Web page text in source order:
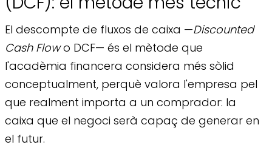
El descompte de fluxos de caixa —Discounted
Cash Flowo DCF— és el mètode que
l'acadèmia financera considera més sòlid
conceptualment, perquè valora l'empresa pel
que realment importa a un comprador: la
caixa que el negoci serà capaç de generar en
el futur.